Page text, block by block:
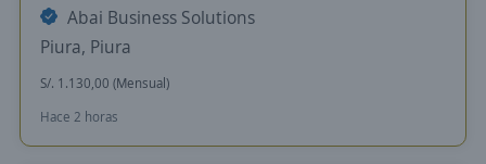
Abai Business Solutions
Piura, Piura
S/. 1.130,00 (Mensual)
Hace 2 horas